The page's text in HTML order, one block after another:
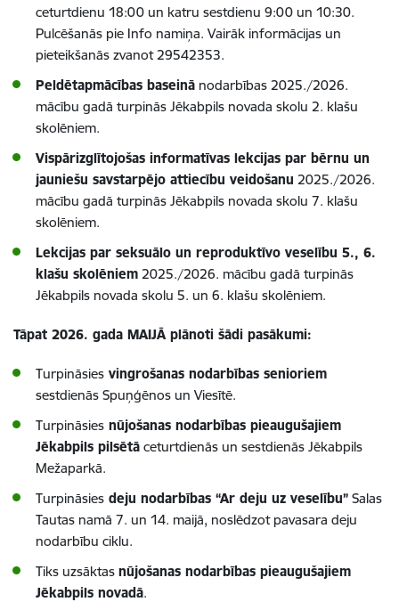
ceturtdienu 18:00 un katru sestdienu 9:00 un 10:30.
Pulcēšanās pie Info namiņa. Vairāk informācijas un
pieteikšanās zvanot 29542353.
Peldētapmācības baseinā nodarbības 2025./2026.
mācību gadā turpinās Jēkabpils novada skolu 2. klašu
skolēniem.
Vispārizglītojošas informatīvas lekcijas par bērnu un
jauniešu savstarpējo attiecību veidošanu 2025./2026.
mācību gadā turpinās Jēkabpils novada skolu 7. klašu
skolēniem.
Lekcijas par seksuālo un reproduktīvo veselību 5., 6.
klašu skolēniem 2025./2026. mācību gadā turpinās
Jēkabpils novada skolu 5. un 6. klašu skolēniem.
Tāpat 2026. gada MAIJĀ plānoti šādi pasākumi:
Turpināsies vingrošanas nodarbības senioriem
sestdienās Spuņģēnos un Viesītē.
Turpināsies nūjošanas nodarbības pieaugušajiem
Jēkabpils pilsētā ceturtdienās un sestdienās Jēkabpils
Mežaparkā.
Turpināsies deju nodarbības “Ar deju uz veselību” Salas
Tautas namā 7. un 14. maijā, noslēdzot pavasara deju
nodarbību ciklu.
Tiks uzsāktas nūjošanas nodarbības pieaugušajiem
Jēkabpils novadā.